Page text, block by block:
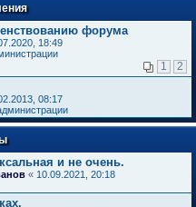
форума
18:49
1 2
08:17
и не очень.
« 10.09.2021, 20:18